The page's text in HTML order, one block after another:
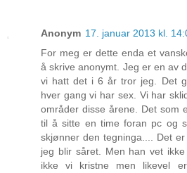
Anonym 17. januar 2013 kl.
For meg er dette enda et
å skrive anonymt. Jeg er en av
vi hatt det i 6 år tror jeg. Det
hver gang vi har sex. Vi har
områder disse årene. Det som
til å sitte en time foran pc og
skjønner den tegninga.... Det
jeg blir såret. Men han vet
ikke vi kristne men likevel